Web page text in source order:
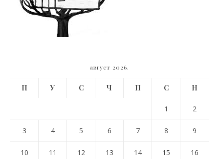
август 2026.
П У С Ч П С Н
1 2
3 4 5 6 7 8 9
10 11 12 13 14 15 16